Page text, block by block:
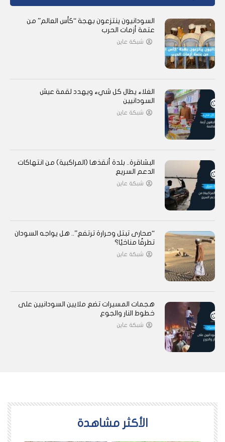
السودانيون ينتزعون بهجة “كأس العالم” من
عتمة أزمات الحرب
شبكة عاين
الغلاء يطال كل شيء ويهدد لقمة عيش
السودانيين
شبكة عاين
البشاقرة.. بلدة أنقذها (المراكبية) من انتهاكات
الدعم السريع
شبكة عاين
“صحارى تبتل وحرارة ترتفع”.. هل يواجه السودان
تطرفًا مناخيًا؟
شبكة عاين
هجمات المسيرات تضع ملايين السودانيين على
خطوط النار والجوع
شبكة عاين
اﻷكثر مشاهدة